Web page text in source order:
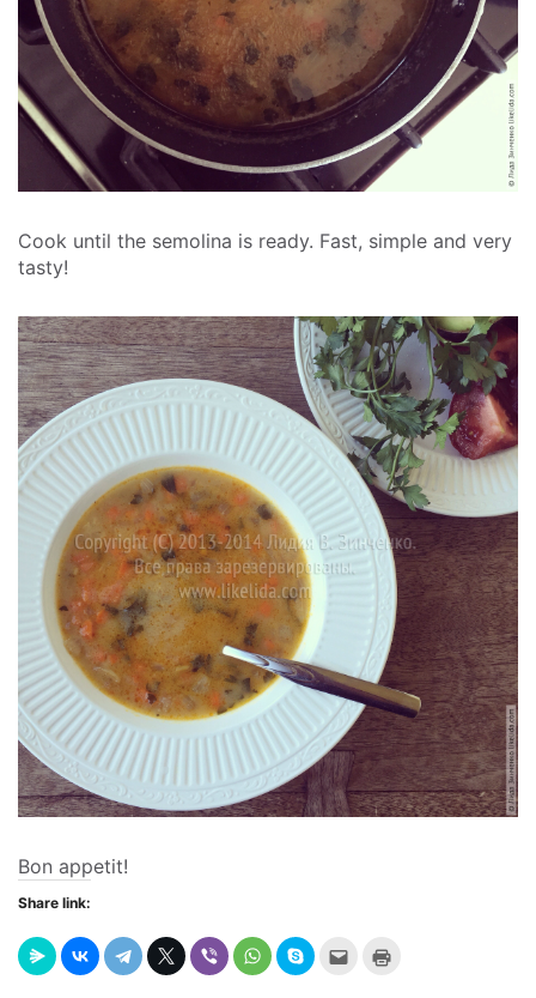
Cook until the semolina is ready. Fast, simple and very
tasty!
Bon appetit!
Share link:
Send
this